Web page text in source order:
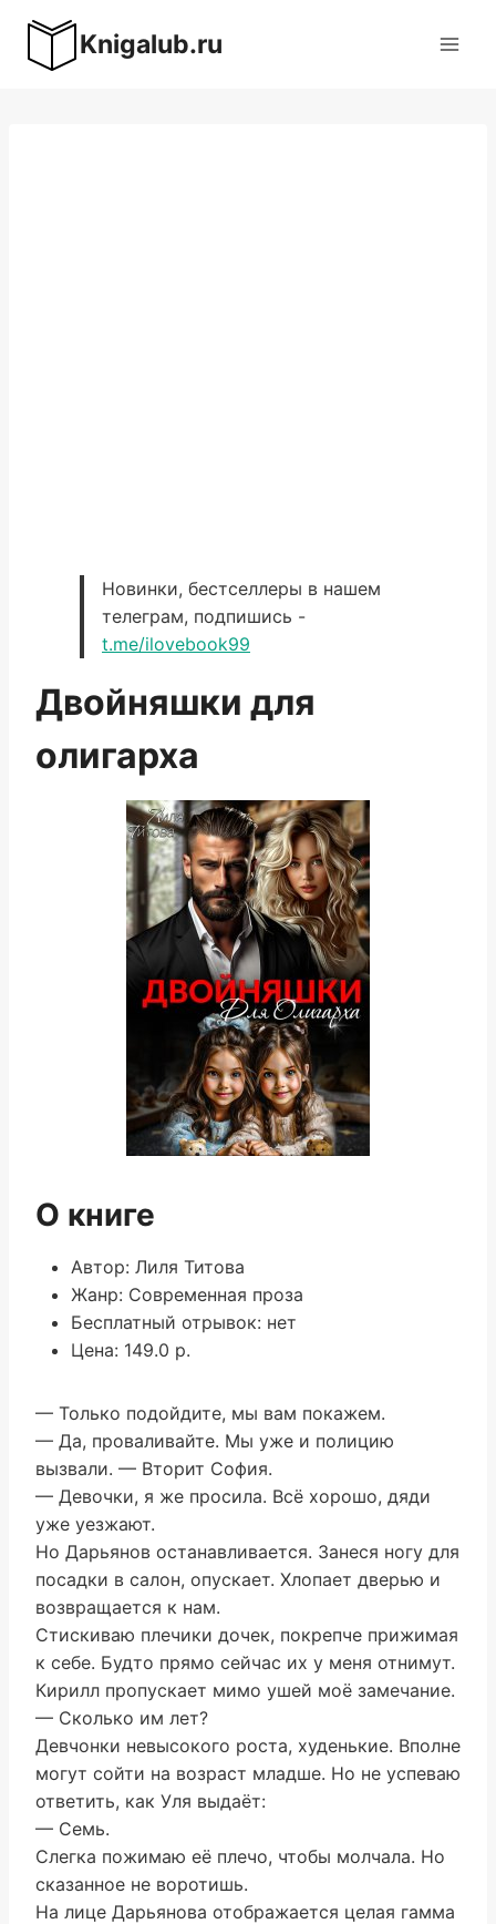
содержимому
Knigalub.ru
Новинки, бестселлеры в нашем
телеграм, подпишись -
t.me/ilovebook99
Двойняшки для
олигарха
О книге
Автор: Лиля Титова
Жанр: Современная проза
Бесплатный отрывок: нет
Цена: 149.0 р.
— Только подойдите, мы вам покажем.
— Да, проваливайте. Мы уже и полицию
вызвали. — Вторит София.
— Девочки, я же просила. Всё хорошо, дяди
уже уезжают.
Но Дарьянов останавливается. Занеся ногу для
посадки в салон, опускает. Хлопает дверью и
возвращается к нам.
Стискиваю плечики дочек, покрепче прижимая
к себе. Будто прямо сейчас их у меня отнимут.
Кирилл пропускает мимо ушей моё замечание.
— Сколько им лет?
Девчонки невысокого роста, худенькие. Вполне
могут сойти на возраст младше. Но не успеваю
ответить, как Уля выдаëт:
— Семь.
Слегка пожимаю её плечо, чтобы молчала. Но
сказанное не воротишь.
На лице Дарьянова отображается целая гамма